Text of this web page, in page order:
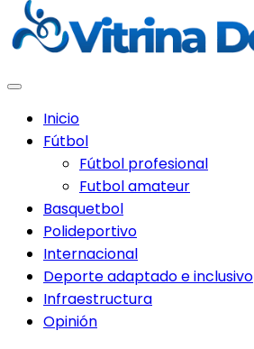
Inicio
Fútbol
Fútbol profesional
Futbol amateur
Basquetbol
Polideportivo
Internacional
Deporte adaptado e inclusivo
Infraestructura
Opinión